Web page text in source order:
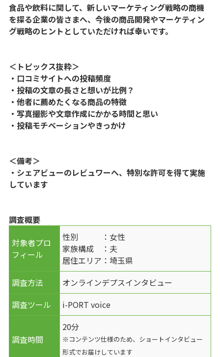
食品や飲料に関して、新しいマーケティング戦略の商機
を探る企業の皆さまへ、今後の商品開発やマーケティン
グ戦略のヒントとしていただければ幸いです。
＜トピックス抜粋＞
・口コミサイトへの投稿頻度
・投稿の文章の長さと想いが比例？
・他者に薦めたくなる商品の特徴
・写真撮影や文章作成にかかる時間と思い
・投稿モチベーションやきっかけ
＜備考＞
・シェアビューのレビュワーへ、特別な許可を得て実施
しています
調査概要
対象者プロ
フィール
性別 ：女性
家族構成 ：夫
居住エリア：埼玉県
調査方法
オンラインデプスインタビュー
調査ツール
i-PORT voice
調査時間
20分
※コンテンツ仕様のため、ショートインタビュー
形式でお届けしています